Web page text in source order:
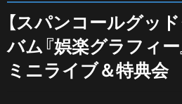
【スパンコールグッ
バム『娯楽グラフィー
ミニライブ＆特典会